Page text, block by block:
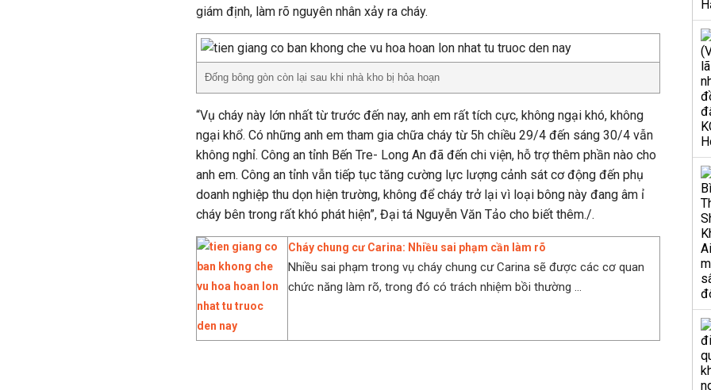
giám định, làm rõ nguyên nhân xảy ra cháy.
Đống bông gòn còn lại sau khi nhà kho bị hỏa hoạn
“Vụ cháy này lớn nhất từ trước đến nay, anh em rất tích cực, không ngại khó, không
ngại khổ. Có những anh em tham gia chữa cháy từ 5h chiều 29/4 đến sáng 30/4 vẫn
không nghỉ. Công an tỉnh Bến Tre- Long An đã đến chi viện, hỗ trợ thêm phần nào cho
anh em. Công an tỉnh vẫn tiếp tục tăng cường lực lượng cảnh sát cơ động đến phụ
doanh nghiệp thu dọn hiện trường, không để cháy trở lại vì loại bông này đang âm ỉ
cháy bên trong rất khó phát hiện”, Đại tá Nguyễn Văn Tảo cho biết thêm./.
Cháy chung cư Carina: Nhiều sai phạm cần làm rõ
Nhiều sai phạm trong vụ cháy chung cư Carina sẽ được các cơ quan
chức năng làm rõ, trong đó có trách nhiệm bồi thường ...